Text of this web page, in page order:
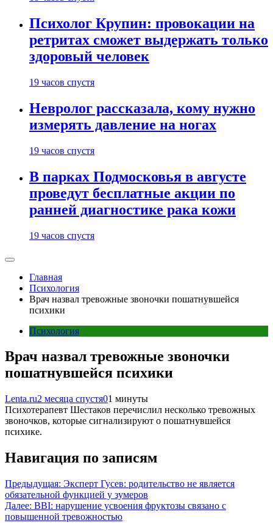
Психолог Крупин: провокации на
ретритах сможет выдержать только
здоровый человек
19 часов спустя
Невролог рассказала, кому нужно
измерять давление на ногах
19 часов спустя
В парках Подмосковья в августе
проведут бесплатные акции по
ранней диагностике рака кожи
19 часов спустя
Главная
Психология
Врач назвал тревожные звоночки пошатнувшейся
психики
Психология
Врач назвал тревожные звоночки
пошатнувшейся психики
Lenta.ru2 месяца спустя01 минуты
Психотерапевт Шестаков перечислил несколько тревожных
звоночков, которые сигнализируют о пошатнувшейся
психике.
Навигация по записям
Предыдущая: Эксперт Гусев: родительство не является
обязательной функцией у зумеров
Далее: BBI: нарушение усвоения фруктозы связано с
повышенной тревожностью